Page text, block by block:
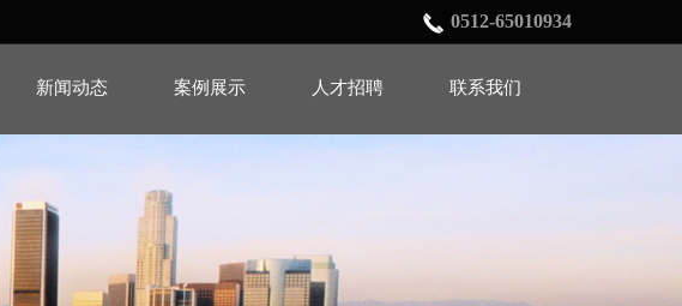
0512-65010934
新闻动态 案例展示 人才招聘 联系我们